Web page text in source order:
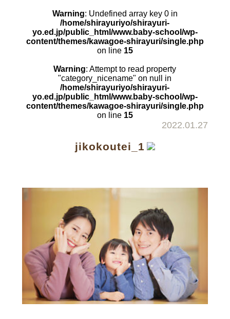
Warning: Undefined array key 0 in
/home/shirayuriyo/shirayuri-
yo.ed.jp/public_html/www.baby-school/wp-
content/themes/kawagoe-shirayuri/single.php
on line 15
Warning: Attempt to read property
"category_nicename" on null in
/home/shirayuriyo/shirayuri-
yo.ed.jp/public_html/www.baby-school/wp-
content/themes/kawagoe-shirayuri/single.php
on line 15
2022.01.27
jikokoutei_1